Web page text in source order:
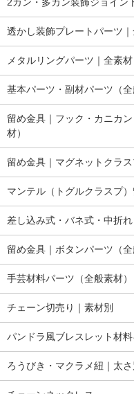
2カン・多カン装飾ジョイン
透かし装飾プレートパーツ
メタルリングパーツ｜全素材
基本パーツ・副材パーツ（全
留め金具｜フック・カニカ
材）
留め金具｜マグネットクラス
マンテル（トグルクラスプ
差し込み式・バネ式・中折
留め金具｜ボタンパーツ（全
手芸材料パーツ（全般素材）
チェーン切売り｜素材別
パンドラ風ブレスレット材料
ろうびき・マクラメ紐｜太